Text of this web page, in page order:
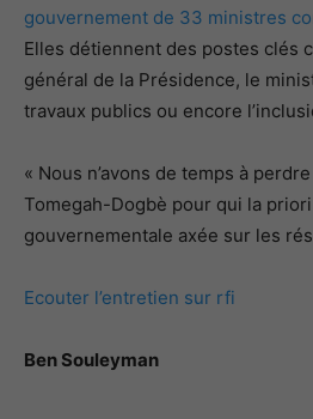
gouvernement de 33 ministres
Elles détiennent des postes clés
général de la Présidence, le
travaux publics ou encore
« Nous n’avons de temps à
Tomegah-Dogbè pour qui la
gouvernementale axée sur les
Ecouter l’entretien sur rfi
Ben Souleyman